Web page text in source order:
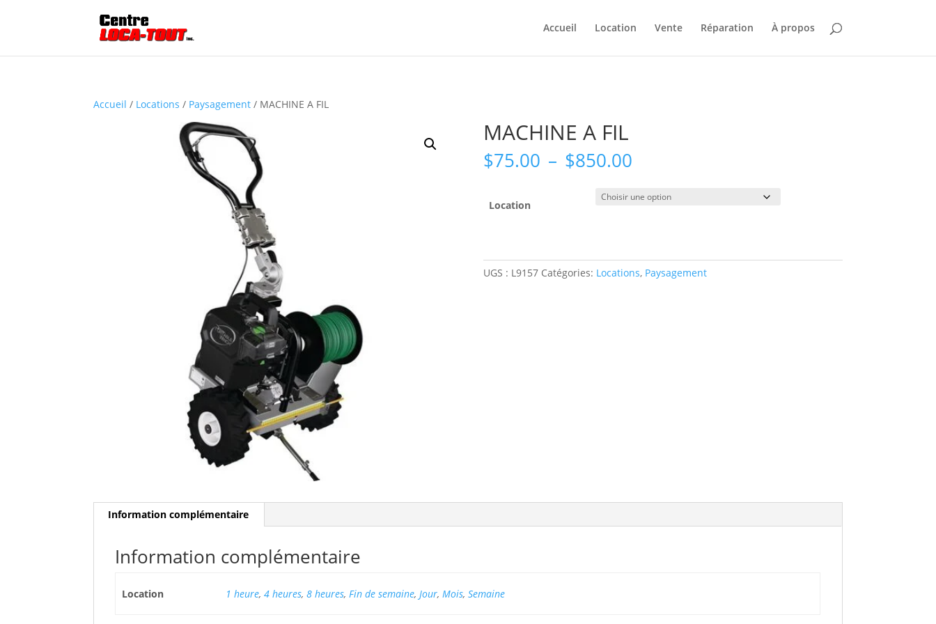
Accueil Location Vente Réparation À propos
Accueil / Locations / Paysagement / MACHINE A FIL
MACHINE A FIL
$75.00 – $850.00Plage
prix :
$75.00
Location
UGS : L9157 Catégories: Locations, Paysagement
Information complémentaire
Information complémentaire
Location 1 heure, 4 heures, 8 heures, Fin de semaine, Jour, Mois, Semaine